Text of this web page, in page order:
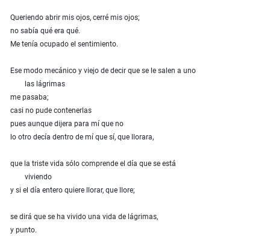
Queriendo abrir mis ojos, cerré mis ojos;
no sabía qué era qué.
Me tenía ocupado el sentimiento.
Ese modo mecánico y viejo de decir que se le salen a uno
las lágrimas
me pasaba;
casi no pude contenerlas
pues aunque dijera para mí que no
lo otro decía dentro de mí que sí, que llorara,
que la triste vida sólo comprende el día que se está
viviendo
y si el día entero quiere llorar, que llore;
se dirá que se ha vivido una vida de lágrimas,
y punto.